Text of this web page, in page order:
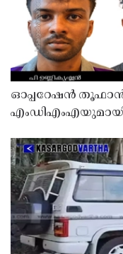
ഓപ്പറേഷൻ